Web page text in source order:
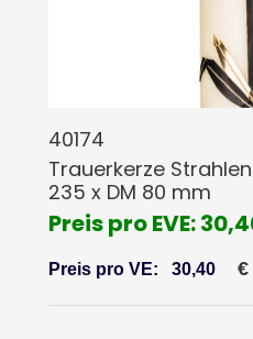
40174
Trauerkerze
235 x DM 80 mm
Preis pro EVE:
Preis pro VE: 30,40 €